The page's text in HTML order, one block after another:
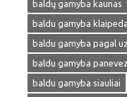
baldų gamyba kaunas
baldu gamyba klaipeda
baldu gamyba pagal
baldu gamyba
baldu gamyba siauliai